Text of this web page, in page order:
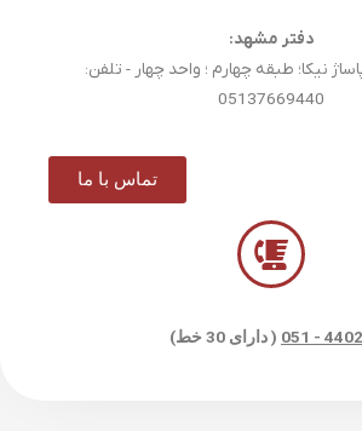
دفتر مشهد:
نیکا؛ طبقه چهارم ؛ واحد چهار - تلفن:
05137669440
تماس با ما
44022 - ( دارای 30 خط)